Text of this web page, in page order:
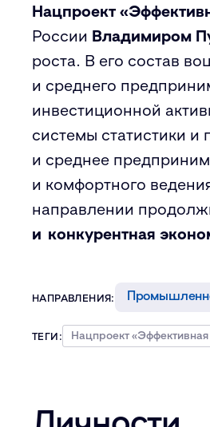
Нацпроект
России Владимиром
роста. В его состав
и среднего
инвестиционной
системы статистики
и среднее
и комфортного
направлении
и конкурентная
НАПРАВЛЕНИЯ:
ТЕГИ: Нацпроект